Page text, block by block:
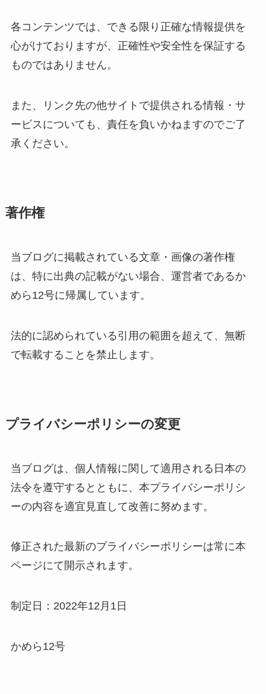
各コンテンツでは、できる限り正確な情報提供を
心がけておりますが、正確性や安全性を保証する
ものではありません。
また、リンク先の他サイトで提供される情報・サ
ービスについても、責任を負いかねますのでご了
承ください。
著作権
当ブログに掲載されている文章・画像の著作権
は、特に出典の記載がない場合、運営者であるか
めら12号に帰属しています。
法的に認められている引用の範囲を超えて、無断
で転載することを禁止します。
プライバシーポリシーの変更
当ブログは、個人情報に関して適用される日本の
法令を遵守するとともに、本プライバシーポリシ
ーの内容を適宜見直して改善に努めます。
修正された最新のプライバシーポリシーは常に本
ページにて開示されます。
制定日：2022年12月1日
かめら12号